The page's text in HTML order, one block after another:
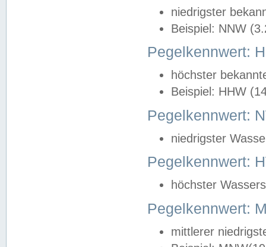
niedrigster
Beispiel: NNW
Pegelkennwert:
höchster
Beispiel: HHW
Pegelkennwert:
niedrigster
Pegelkennwert:
höchster
Pegelkennwert:
mittlerer